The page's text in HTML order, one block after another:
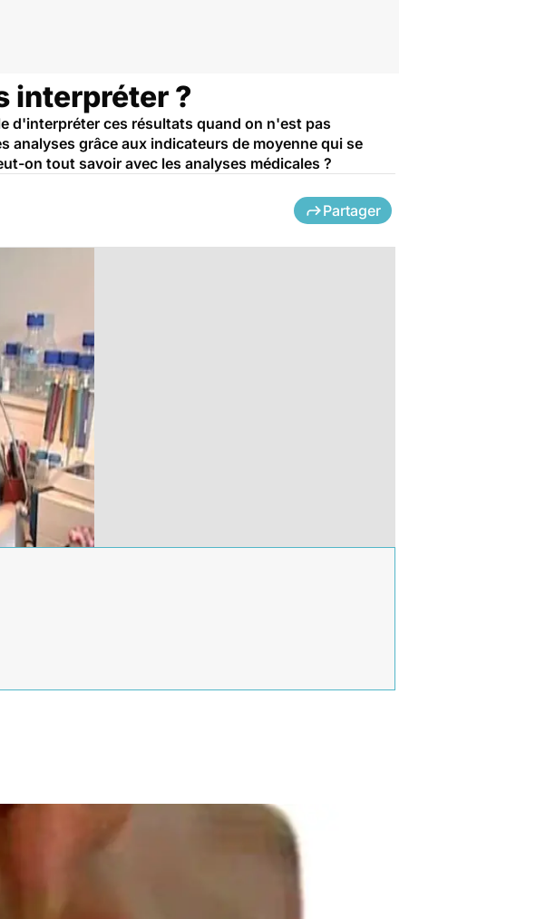
interpréter ?
d'interpréter ces résultats quand on n'est pas
analyses grâce aux indicateurs de moyenne qui se
on tout savoir avec les analyses médicales ?
Partager